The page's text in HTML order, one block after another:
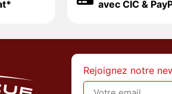
avec CIC &
Rejoignez notre